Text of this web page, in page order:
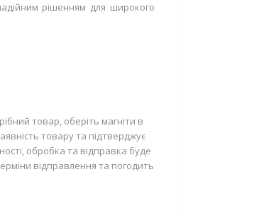
рішенням для широкого
товар, оберіть магніти в
товару та підтверджує
обробка та відправка буде
відправлення та погодить